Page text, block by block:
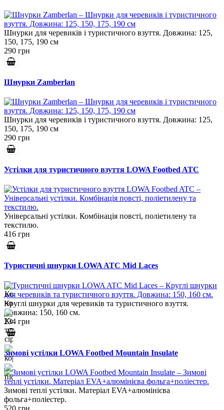
Шнурки для черевиків і туристичного взуття. Довжина: 125,
150, 175, 190 см
290 грн
Шнурки Zamberlan
Шнурки для черевиків і туристичного взуття. Довжина: 125,
150, 175, 190 см
290 грн
Устілки для туристичного взуття LOWA Footbed ATC
Універсальні устілки. Комбінація повсті, поліетилену та
текстилю.
416 грн
Туристичні шнурки LOWA ATC Mid Laces
Круглі шнурки для черевиків та туристичного взуття.
Довжина: 150, 160 см.
234 грн
Зимові устілки LOWA Footbed Mountain Insulate
Зимові теплі устілки. Матеріал EVA+алюмінієва
фольга+поліестер.